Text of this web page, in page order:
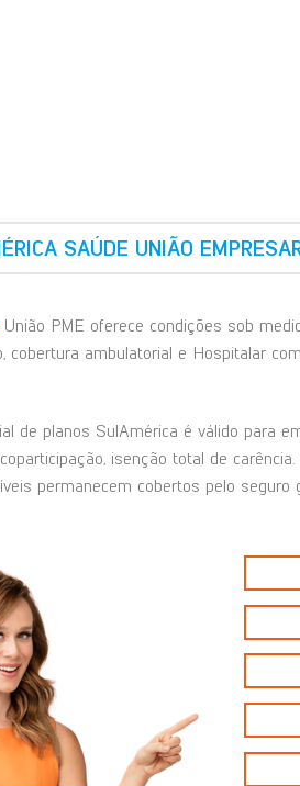
SAÚDE UNIÃO
União PME oferece condições sob
cobertura ambulatorial e Hospitalar
de planos SulAmérica é válido para
isenção total de
permanecem cobertos pelo seguro